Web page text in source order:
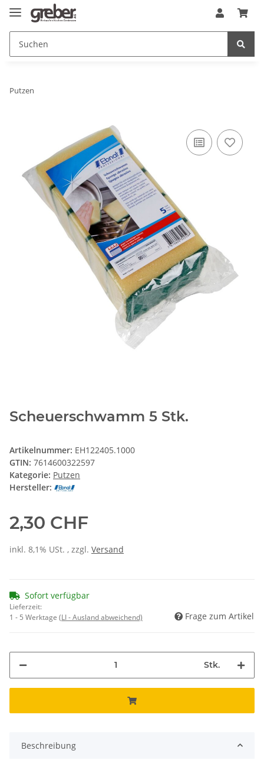
Putzen
Scheuerschwamm 5 Stk.
Artikelnummer: EH122405.1000
GTIN: 7614600322597
Kategorie: Putzen
Hersteller:
2,30 CHF
inkl. 8,1% USt. , zzgl. Versand
Sofort verfügbar
Lieferzeit:
1 - 5 Werktage (LI - Ausland abweichend) Frage zum Artikel
Stk.
Beschreibung